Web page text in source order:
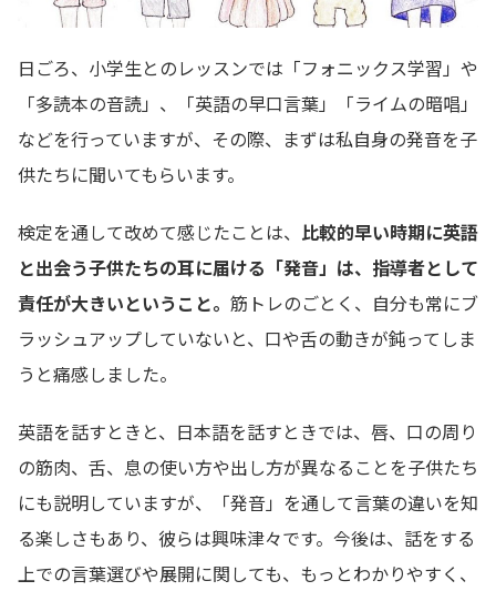
日ごろ、小学生とのレッスンでは「フォニックス学習」や
「多読本の音読」、「英語の早口言葉」「ライムの暗唱」
などを行っていますが、その際、まずは私自身の発音を子
供たちに聞いてもらいます。
検定を通して改めて感じたことは、 比較的早い時期に英語
と出会う子供たちの耳に届ける「発音」は、指導者として
責任が大きいということ。 筋トレのごとく、自分も常にブ
ラッシュアップしていないと、口や舌の動きが鈍ってしま
うと痛感しました。
英語を話すときと、日本語を話すときでは、唇、口の周り
の筋肉、舌、息の使い方や出し方が異なることを子供たち
にも説明していますが、「発音」を通して言葉の違いを知
る楽しさもあり、彼らは興味津々です。今後は、話をする
上での言葉選びや展開に関しても、もっとわかりやすく、